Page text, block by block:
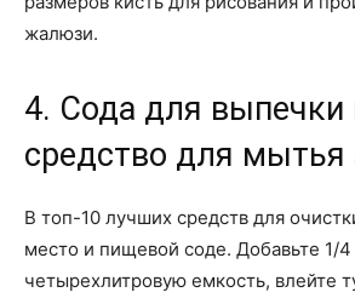
жалюзи.
4. Сода для выпечки
средство для мытья
В топ-10 лучших средств для
место и пищевой соде. Добавьте 1/4
четырехлитровую емкость, влейте